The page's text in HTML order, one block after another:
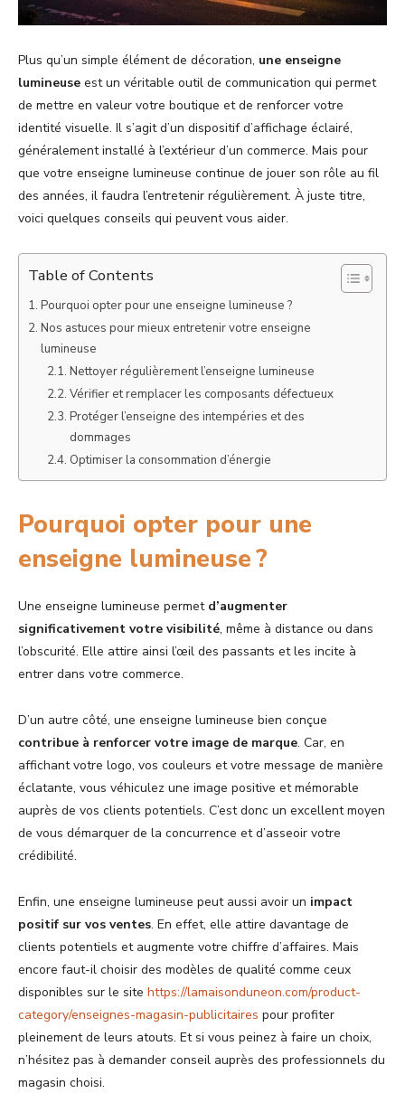
Plus qu’un simple élément de décoration, une enseigne
lumineuse est un véritable outil de communication qui permet
de mettre en valeur votre boutique et de renforcer votre
identité visuelle. Il s’agit d’un dispositif d’affichage éclairé,
généralement installé à l’extérieur d’un commerce. Mais pour
que votre enseigne lumineuse continue de jouer son rôle au fil
des années, il faudra l’entretenir régulièrement. À juste titre,
voici quelques conseils qui peuvent vous aider.
Table of Contents
Pourquoi opter pour une enseigne lumineuse ?
Nos astuces pour mieux entretenir votre enseigne
lumineuse
Nettoyer régulièrement l’enseigne lumineuse
Vérifier et remplacer les composants défectueux
Protéger l’enseigne des intempéries et des
dommages
Optimiser la consommation d’énergie
Pourquoi opter pour une
enseigne lumineuse ?
Une enseigne lumineuse permet d’augmenter
significativement votre visibilité, même à distance ou dans
l’obscurité. Elle attire ainsi l’œil des passants et les incite à
entrer dans votre commerce.
D’un autre côté, une enseigne lumineuse bien conçue
contribue à renforcer votre image de marque. Car, en
affichant votre logo, vos couleurs et votre message de manière
éclatante, vous véhiculez une image positive et mémorable
auprès de vos clients potentiels. C’est donc un excellent moyen
de vous démarquer de la concurrence et d’asseoir votre
crédibilité.
Enfin, une enseigne lumineuse peut aussi avoir un impact
positif sur vos ventes. En effet, elle attire davantage de
clients potentiels et augmente votre chiffre d’affaires. Mais
encore faut-il choisir des modèles de qualité comme ceux
disponibles sur le site https://lamaisonduneon.com/product-
category/enseignes-magasin-publicitaires pour profiter
pleinement de leurs atouts. Et si vous peinez à faire un choix,
n’hésitez pas à demander conseil auprès des professionnels du
magasin choisi.